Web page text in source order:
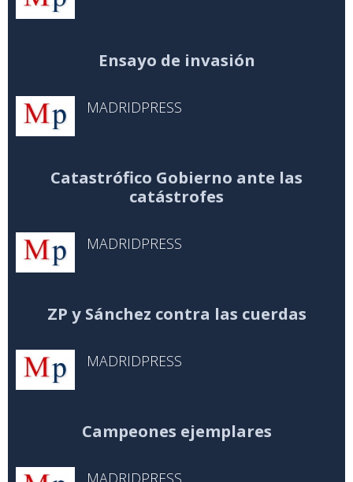
Ensayo de invasión
MADRIDPRESS
Catastrófico Gobierno ante las
catástrofes
MADRIDPRESS
ZP y Sánchez contra las cuerdas
MADRIDPRESS
Campeones ejemplares
MADRIDPRESS